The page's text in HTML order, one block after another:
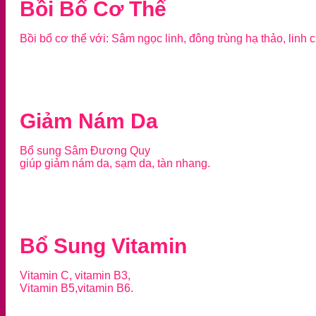
Bồi Bổ Cơ Thể
Bồi bổ cơ thể với: Sâm ngọc linh, đông trùng hạ thảo, linh
Giảm Nám Da
Bổ sung Sâm Đương Quy
giúp giảm nám da, sạm da, tàn nhang.
Bổ Sung Vitamin
Vitamin C, vitamin B3,
Vitamin B5,vitamin B6.